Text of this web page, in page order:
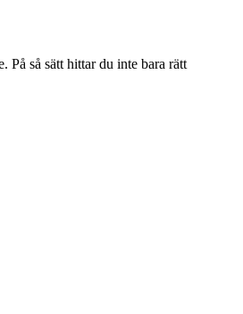
På så sätt hittar du inte bara rätt